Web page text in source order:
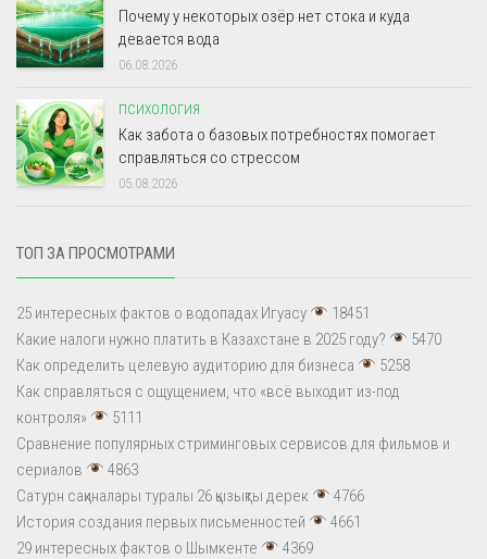
Почему у некоторых озёр нет стока и куда
девается вода
06.08.2026
ПСИХОЛОГИЯ
Как забота о базовых потребностях помогает
справляться со стрессом
05.08.2026
ТОП ЗА ПРОСМОТРАМИ
25 интересных фактов о водопадах Игуасу
18451
Какие налоги нужно платить в Казахстане в 2025 году?
5470
Как определить целевую аудиторию для бизнеса
5258
Как справляться с ощущением, что «всё выходит из-под
контроля»
5111
Сравнение популярных стриминговых сервисов для фильмов и
сериалов
4863
Сатурн сақиналары туралы 26 қызықты дерек
4766
История создания первых письменностей
4661
29 интересных фактов о Шымкенте
4369